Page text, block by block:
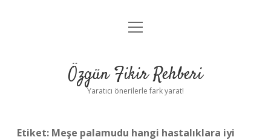
Gizlilik Politikası
Yasal Uyarı
menüyü
Özgün Fikir Rehberi
Yaratıcı önerilerle fark yarat!
Etiket: Meşe palamudu hangi hastalıklara iyi